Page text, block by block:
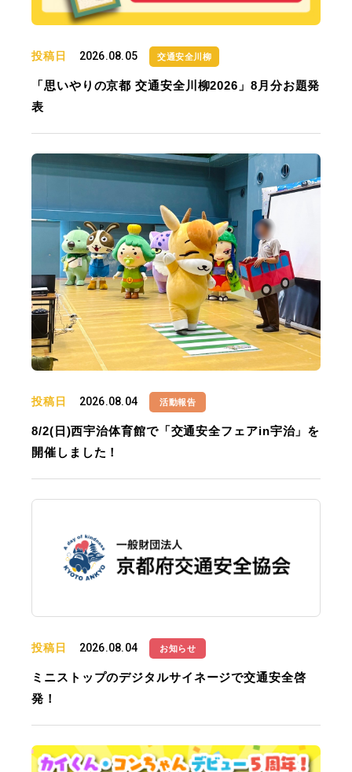
投稿日 2026.08.05 交通安全川柳
「思いやりの京都 交通安全川柳2026」8月分お題発
表
投稿日 2026.08.04 活動報告
8/2(日)西宇治体育館で「交通安全フェアin宇治」を
開催しました！
投稿日 2026.08.04 お知らせ
ミニストップのデジタルサイネージで交通安全啓
発！